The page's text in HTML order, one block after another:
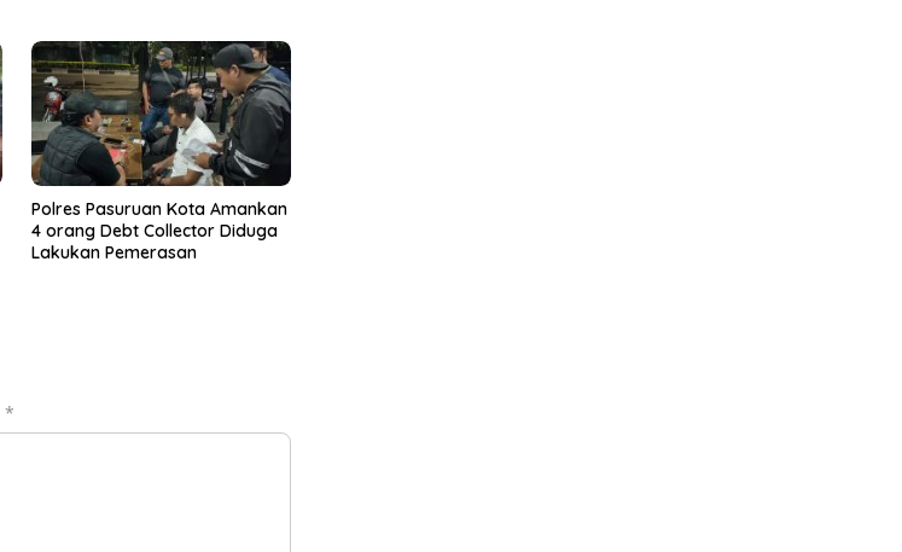
Polres Pasuruan Kota Amankan
4 orang Debt Collector Diduga
Lakukan Pemerasan
*